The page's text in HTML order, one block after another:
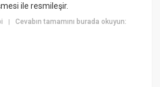
ile resmileşir.
|Cevabın tamamını burada okuyun: